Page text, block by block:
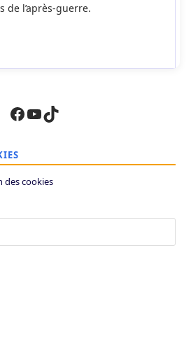
de l’après-guerre.
Facebook
YouTube
TikTok
des cookies